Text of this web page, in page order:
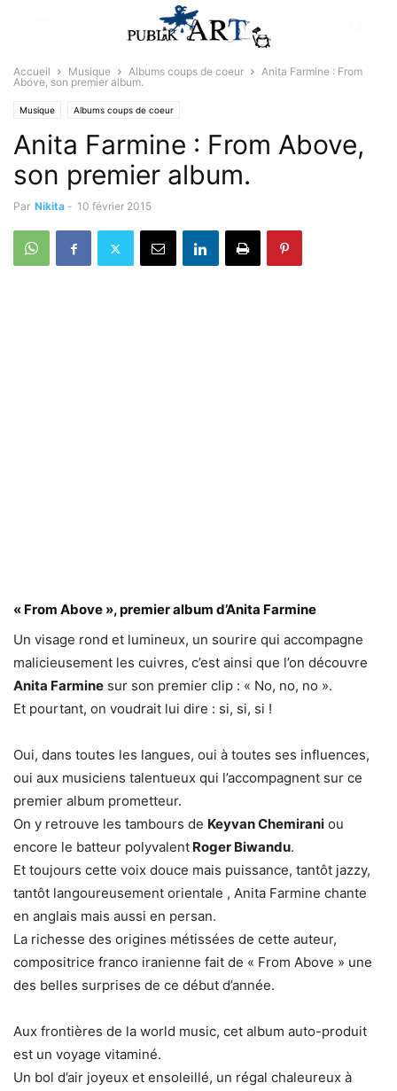
Accueil Musique Albums coups de coeur
Anita Farmine : From
Above, son premier album.
Musique Albums coups de coeur
Anita Farmine : From Above,
son premier album.
Par Nikita - 10 février 2015
« From Above », premier album d’Anita Farmine
Un visage rond et lumineux, un sourire qui accompagne
malicieusement les cuivres, c’est ainsi que l’on découvre
Anita Farmine sur son premier clip : « No, no, no ».
Et pourtant, on voudrait lui dire : si, si, si !
Oui, dans toutes les langues, oui à toutes ses influences,
oui aux musiciens talentueux qui l’accompagnent sur ce
premier album prometteur.
On y retrouve les tambours de Keyvan Chemirani ou
encore le batteur polyvalent Roger Biwandu.
Et toujours cette voix douce mais puissance, tantôt jazzy,
tantôt langoureusement orientale , Anita Farmine chante
en anglais mais aussi en persan.
La richesse des origines métissées de cette auteur,
compositrice franco iranienne fait de « From Above » une
des belles surprises de ce début d’année.
Aux frontières de la world music, cet album auto-produit
est un voyage vitaminé.
Un bol d’air joyeux et ensoleillé, un régal chaleureux à